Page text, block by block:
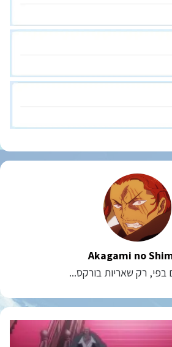
Akagami no
בפי, רק שאריות בורקס...